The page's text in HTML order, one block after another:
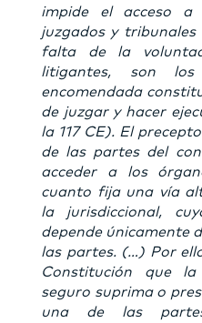
impide el acceso a
juzgados y
falta de la
litigantes, son
encomendada
de juzgar y hacer
la 117 CE). El
de las partes del
acceder a los
cuanto fija una vía
la jurisdiccional,
depende únicamente
las partes. (…) Por
Constitución que
seguro suprima o
una de las